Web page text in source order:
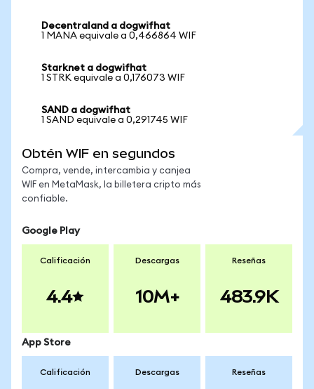
Decentraland a dogwifhat
1 MANA equivale a 0,466864 WIF
Starknet a dogwifhat
1 STRK equivale a 0,176073 WIF
SAND a dogwifhat
1 SAND equivale a 0,291745 WIF
Obtén WIF en segundos
Compra, vende, intercambia y canjea
WIF en MetaMask, la billetera cripto más
confiable.
Google Play
Calificación
4.4
Descargas
10M+
Reseñas
483.9K
App Store
Calificación Descargas Reseñas